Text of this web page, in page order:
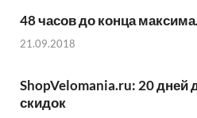
48 часов до конца
21.09.2018
ShopVelomania.ru: 20
скидок